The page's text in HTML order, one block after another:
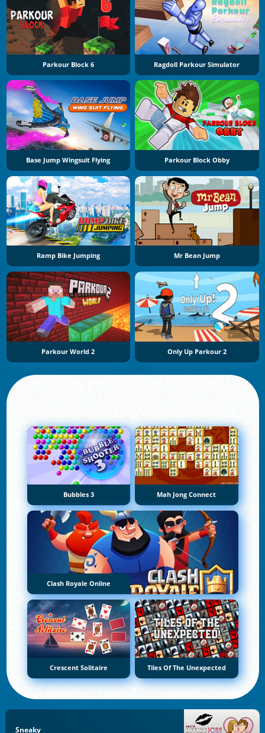
Parkour Block 6 Ragdoll Parkour Simulator
Base Jump Wingsuit Flying Parkour Block Obby
Ramp Bike Jumping Mr Bean Jump
Parkour World 2 Only Up Parkour 2
Bubbles 3 Mah Jong Connect
Clash Royale Online
Crescent Solitaire Tiles Of The Unexpected
Sneaky